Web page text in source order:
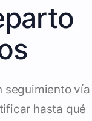
seguimiento vía
hasta qué